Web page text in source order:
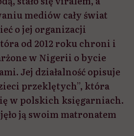
mediów cały świat
o jej organizacji
od 2012 roku chroni i
w Nigerii o bycie
Jej działalność opisuje
przeklętych”, która
w polskich księgarniach.
ją swoim matronatem